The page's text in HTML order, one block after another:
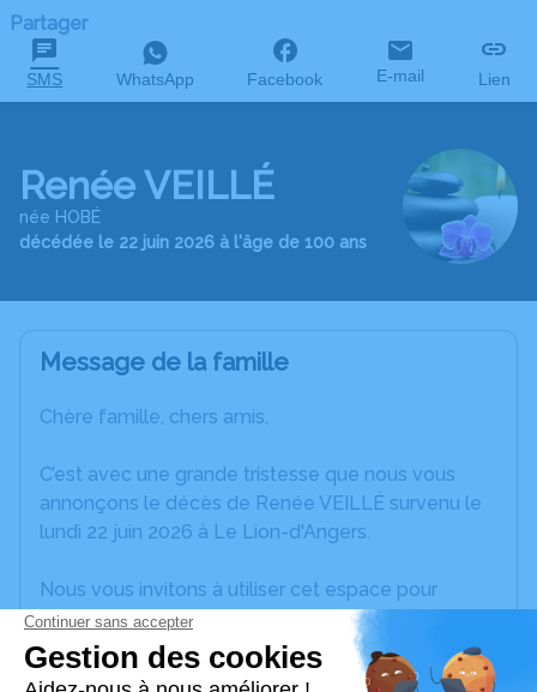
Partager
SMS WhatsApp Facebook E-mail Lien
Renée VEILLÉ
née HOBÉ
décédée le 22 juin 2026 à l'âge de 100 ans
Message de la famille
Chère famille, chers amis,
C’est avec une grande tristesse que nous vous
annonçons le décès de Renée VEILLÉ survenu le
lundi 22 juin 2026 à Le Lion-d'Angers.
Nous vous invitons à utiliser cet espace pour
laisser vos condoléances, partager des photos
souvenirs, une anecdote ou exprimer vos pensées
à travers des poèmes ou des textes. Cet endroit